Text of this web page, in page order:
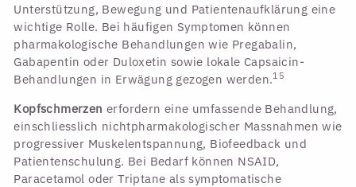
Unterstützung, Bewegung und Patientenaufklärung eine
wichtige Rolle. Bei häufigen Symptomen können
pharmakologische Behandlungen wie Pregabalin,
Gabapentin oder Duloxetin sowie lokale Capsaicin-
Behandlungen in Erwägung gezogen werden.15
Kopfschmerzen erfordern eine umfassende Behandlung,
einschliesslich nichtpharmakologischer Massnahmen wie
progressiver Muskelentspannung, Biofeedback und
Patientenschulung. Bei Bedarf können NSAID,
Paracetamol oder Triptane als symptomatische